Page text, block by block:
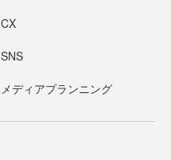
CX
SNS
メディアプランニング